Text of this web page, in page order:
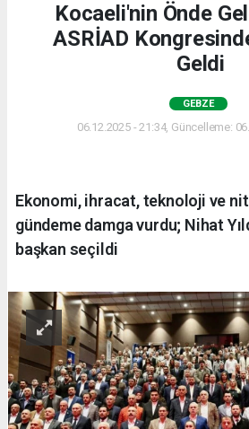
Kocaeli'nin Önde
ASRİAD
Geldi
GEBZE
06.12.2025 - 21:34, Güncelleme:
Ekonomi, ihracat, teknoloji ve
gündeme damga vurdu; Nihat
başkan seçildi